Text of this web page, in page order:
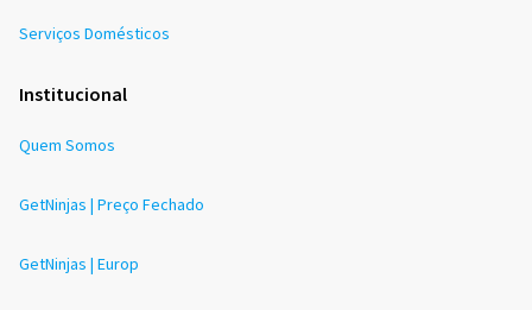
Serviços Domésticos
Institucional
Quem Somos
GetNinjas | Preço Fechado
GetNinjas | Europ